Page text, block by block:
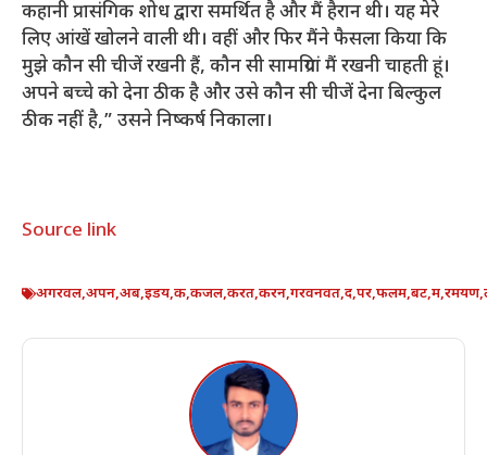
कहानी प्रासंगिक शोध द्वारा समर्थित है और मैं हैरान थी। यह मेरे
लिए आंखें खोलने वाली थी। वहीं और फिर मैंने फैसला किया कि
मुझे कौन सी चीजें रखनी हैं, कौन सी सामग्रियां मैं रखनी चाहती हूं।
अपने बच्चे को देना ठीक है और उसे कौन सी चीजें देना बिल्कुल
ठीक नहीं है,” उसने निष्कर्ष निकाला।
Source link
अगरवल,अपन,अब,इडय,क,कजल,करत,करन,गरवनवत,द,पर,फलम,बट,म,रमयण,